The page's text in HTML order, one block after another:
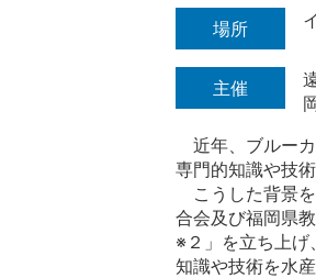
場所
主催
近年、ブルー
専門的知識や技
こうした背景
合会及び福岡県
※２ 」を立ち上
知識や技術を水